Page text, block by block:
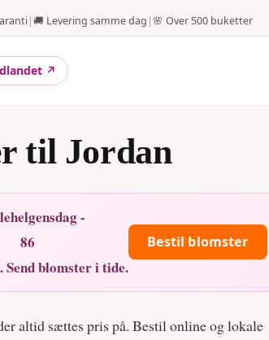
|🚚 Levering samme dag |🌸 Over 500 buketter
↗
til Jordan
-
86
Send blomster i tide.
Bestil blomster
altid sættes pris på. Bestil online og lokale